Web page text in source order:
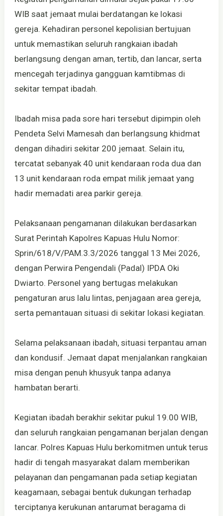
WIB saat jemaat mulai berdatangan ke lokasi
gereja. Kehadiran personel kepolisian bertujuan
untuk memastikan seluruh rangkaian ibadah
berlangsung dengan aman, tertib, dan lancar, serta
mencegah terjadinya gangguan kamtibmas di
sekitar tempat ibadah.
Ibadah misa pada sore hari tersebut dipimpin oleh
Pendeta Selvi Mamesah dan berlangsung khidmat
dengan dihadiri sekitar 200 jemaat. Selain itu,
tercatat sebanyak 40 unit kendaraan roda dua dan
13 unit kendaraan roda empat milik jemaat yang
hadir memadati area parkir gereja.
Pelaksanaan pengamanan dilakukan berdasarkan
Surat Perintah Kapolres Kapuas Hulu Nomor:
Sprin/618/V/PAM.3.3/2026 tanggal 13 Mei 2026,
dengan Perwira Pengendali (Padal) IPDA Oki
Dwiarto. Personel yang bertugas melakukan
pengaturan arus lalu lintas, penjagaan area gereja,
serta pemantauan situasi di sekitar lokasi kegiatan.
Selama pelaksanaan ibadah, situasi terpantau aman
dan kondusif. Jemaat dapat menjalankan rangkaian
misa dengan penuh khusyuk tanpa adanya
hambatan berarti.
Kegiatan ibadah berakhir sekitar pukul 19.00 WIB,
dan seluruh rangkaian pengamanan berjalan dengan
lancar. Polres Kapuas Hulu berkomitmen untuk terus
hadir di tengah masyarakat dalam memberikan
pelayanan dan pengamanan pada setiap kegiatan
keagamaan, sebagai bentuk dukungan terhadap
terciptanya kerukunan antarumat beragama di